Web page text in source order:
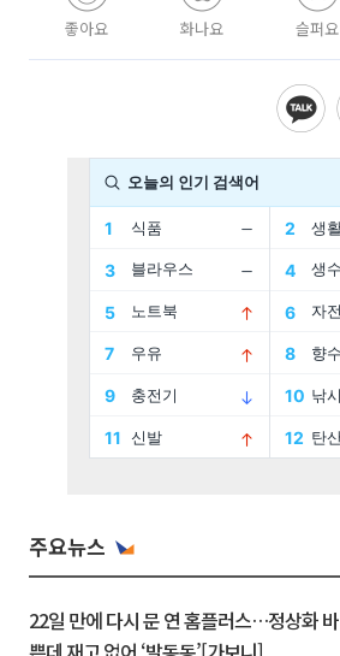
좋아요 화나요 슬퍼요
주요뉴스
22일 만에 다시 문 연 홈플러스…정상화 바